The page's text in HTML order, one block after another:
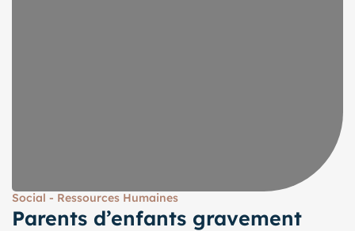
Social - Ressources Humaines
Parents d’enfants gravement